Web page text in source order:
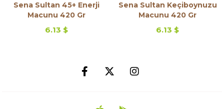
Sena Sultan 45+ Enerji
Macunu 420 Gr
6.13 $
Sena Sultan Keçiboynuzu
Macunu 420 Gr
6.13 $